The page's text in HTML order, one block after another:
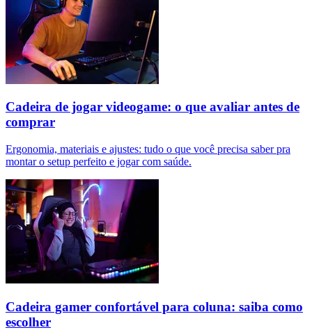
Cadeira de jogar videogame: o que avaliar antes de
comprar
Ergonomia, materiais e ajustes: tudo o que você precisa saber pra
montar o setup perfeito e jogar com saúde.
Cadeira gamer confortável para coluna: saiba como
escolher